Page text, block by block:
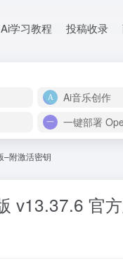
Ai学习教程 投稿收录
Ai音乐创作
一键部署
–附激活密钥
v13.37.6 官